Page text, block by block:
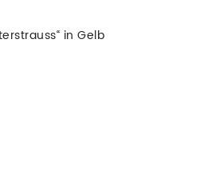
in Gelb